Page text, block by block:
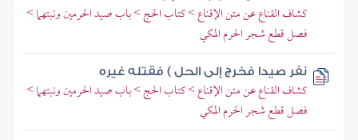
كشاف القناع عن متن الإقناع > كتاب الحج > باب صيد الحرمين ونبتهما >
فصل قطع شجر الحرم المكي
نفر صيدا فخرج إلى الحل ) فقتله غيره
كشاف القناع عن متن الإقناع > كتاب الحج > باب صيد الحرمين ونبتهما >
فصل قطع شجر الحرم المكي